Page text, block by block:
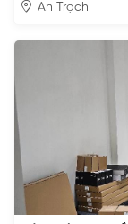
An Trạch